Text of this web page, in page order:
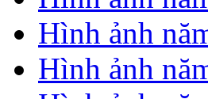
Hình ảnh
Hình ảnh